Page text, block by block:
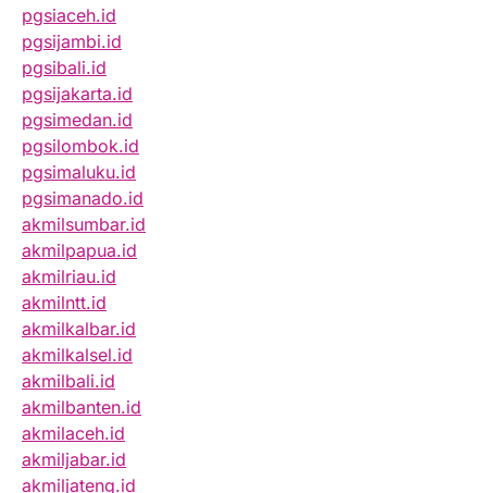
pgsiaceh.id
pgsijambi.id
pgsibali.id
pgsijakarta.id
pgsimedan.id
pgsilombok.id
pgsimaluku.id
pgsimanado.id
akmilsumbar.id
akmilpapua.id
akmilriau.id
akmilntt.id
akmilkalbar.id
akmilkalsel.id
akmilbali.id
akmilbanten.id
akmilaceh.id
akmiljabar.id
akmiljateng.id